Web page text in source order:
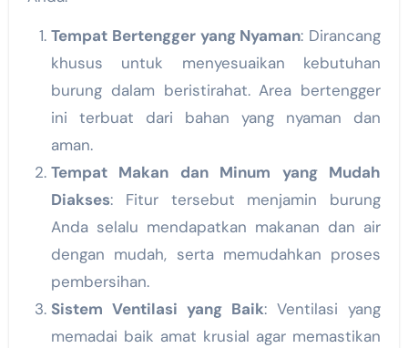
Tempat Bertengger yang Nyaman: Dirancang
khusus untuk menyesuaikan kebutuhan
burung dalam beristirahat. Area bertengger
ini terbuat dari bahan yang nyaman dan
aman.
Tempat Makan dan Minum yang Mudah
Diakses: Fitur tersebut menjamin burung
Anda selalu mendapatkan makanan dan air
dengan mudah, serta memudahkan proses
pembersihan.
Sistem Ventilasi yang Baik: Ventilasi yang
memadai baik amat krusial agar memastikan